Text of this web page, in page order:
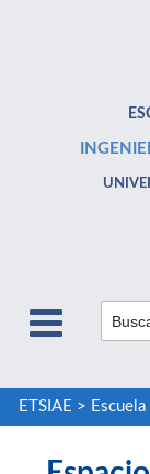
ETSIAE > Escuela